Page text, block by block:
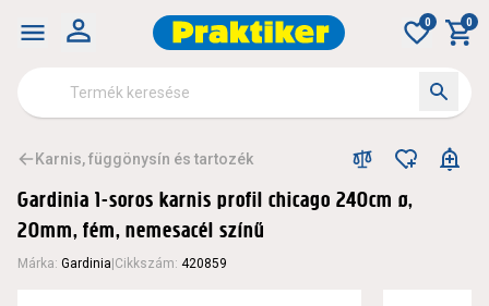
0 0
Karnis, függönysín és tartozék
Gardinia 1-soros karnis profil chicago 240cm ø,
20mm, fém, nemesacél színű
Márka: Gardinia Cikkszám: 420859